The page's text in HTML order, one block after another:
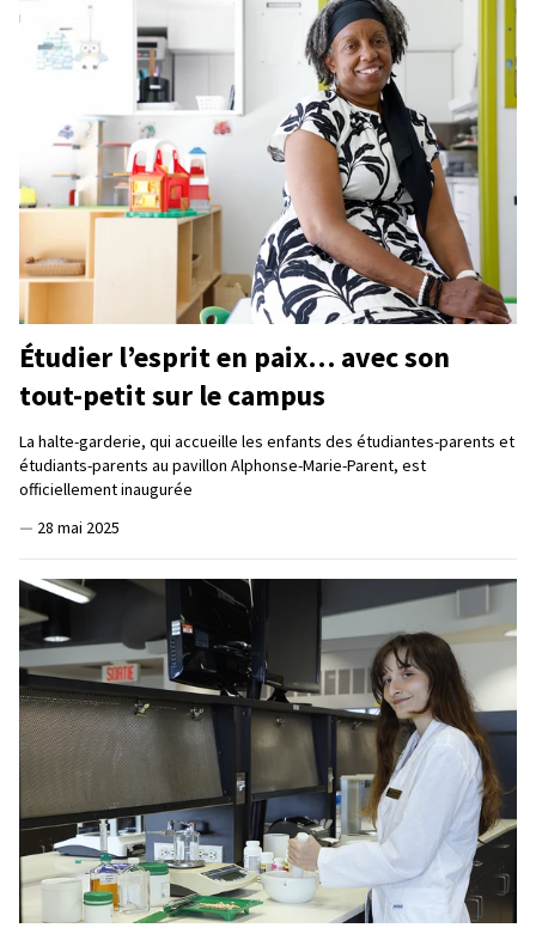
Étudier l’esprit en paix… avec son
tout-petit sur le campus
La halte-garderie, qui accueille les enfants des étudiantes-parents et
étudiants-parents au pavillon Alphonse-Marie-Parent, est
officiellement inaugurée
— 28 mai 2025